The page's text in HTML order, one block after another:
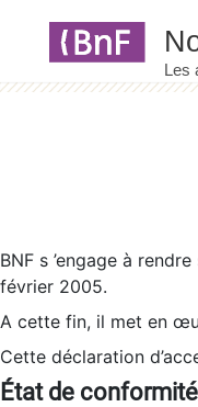
BNF s ’engage à
février 2005.
A cette fin, il met en
Cette déclaration
État de conformité